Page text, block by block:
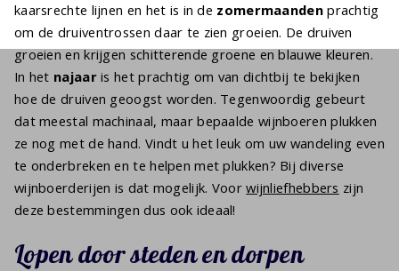
kaarsrechte lijnen en het is in de zomermaandenprachtig
om de druiventrossen daar te zien groeien. De druiven
groeien en krijgen schitterende groene en blauwe kleuren.
In het najaaris het prachtig om van dichtbij te bekijken
hoe de druiven geoogst worden. Tegenwoordig gebeurt
dat meestal machinaal, maar bepaalde wijnboeren plukken
ze nog met de hand. Vindt u het leuk om uw wandeling even
te onderbreken en te helpen met plukken? Bij diverse
wijnboerderijen is dat mogelijk. Voorwijnliefhebbers zijn
deze bestemmingen dus ook ideaal!
Lopen door steden en dorpen